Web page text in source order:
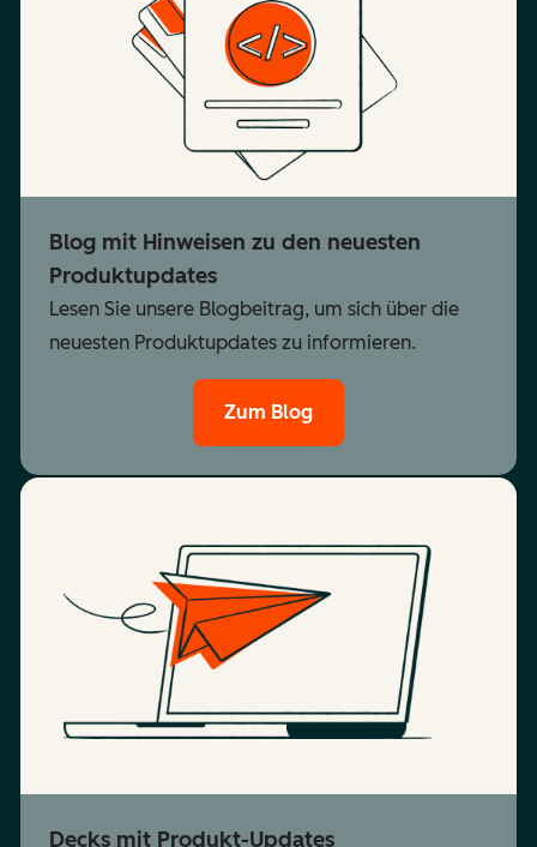
Blog mit Hinweisen zu den neuesten
Produktupdates
Lesen Sie unsere Blogbeitrag, um sich über die
neuesten Produktupdates zu informieren.
Zum Blog
Decks mit Produkt-Updates